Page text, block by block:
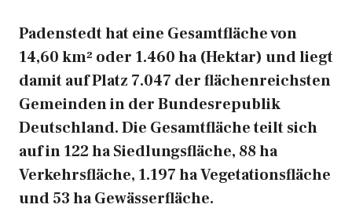
Padenstedt hat eine Gesamtfläche von
14,60 km² oder 1.460 ha (Hektar) und liegt
damit auf Platz 7.047 der flächenreichsten
Gemeinden in der Bundesrepublik
Deutschland. Die Gesamtfläche teilt sich
auf in 122 ha Siedlungsfläche, 88 ha
Verkehrsfläche, 1.197 ha Vegetationsfläche
und 53 ha Gewässerfläche.